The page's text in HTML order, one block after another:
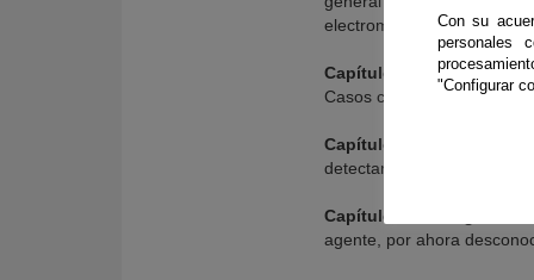
electromagnéticas.
Capítulo 43 Ondas
Casos concretos.
Capítulo 44 Materia
detectar más que a través
Capítulo 45 Energía
agente, por ahora
Con su
personales
"Configurar